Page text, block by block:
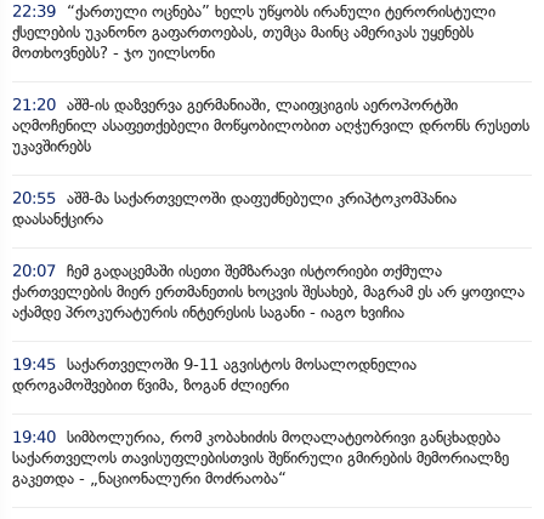
22:39
“ქართული ოცნება” ხელს უწყობს ირანული ტერორისტული
ქსელების უკანონო გაფართოებას, თუმცა მაინც ამერიკას უყენებს
მოთხოვნებს? - ჯო უილსონი
21:20 აშშ-ის დაზვერვა გერმანიაში, ლაიფციგის აეროპორტში
აღმოჩენილ ასაფეთქებელი მოწყობილობით აღჭურვილ დრონს რუსეთს
უკავშირებს
20:55 აშშ-მა საქართველოში დაფუძნებული კრიპტოკომპანია
დაასანქცირა
20:07 ჩემ გადაცემაში ისეთი შემზარავი ისტორიები თქმულა
ქართველების მიერ ერთმანეთის ხოცვის შესახებ, მაგრამ ეს არ ყოფილა
აქამდე პროკურატურის ინტერესის საგანი - იაგო ხვიჩია
19:45 საქართველოში 9-11 აგვისტოს მოსალოდნელია
დროგამოშვებით წვიმა, ზოგან ძლიერი
19:40 სიმბოლურია, რომ კობახიძის მოღალატეობრივი განცხადება
საქართველოს თავისუფლებისთვის შეწირული გმირების მემორიალზე
გაკეთდა - „ნაციონალური მოძრაობა“